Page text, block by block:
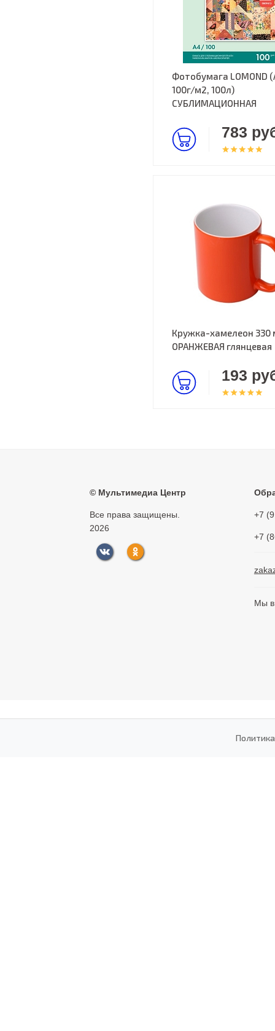
Фотобумага LOMOND
100г/м2, 100л)
СУБЛИМАЦИОННАЯ
783
Кружка-хамелеон 330
ОРАНЖЕВАЯ глянцевая
193
©Мультимедиа Центр
Все права защищены.
2026
+7
+7
Мы в